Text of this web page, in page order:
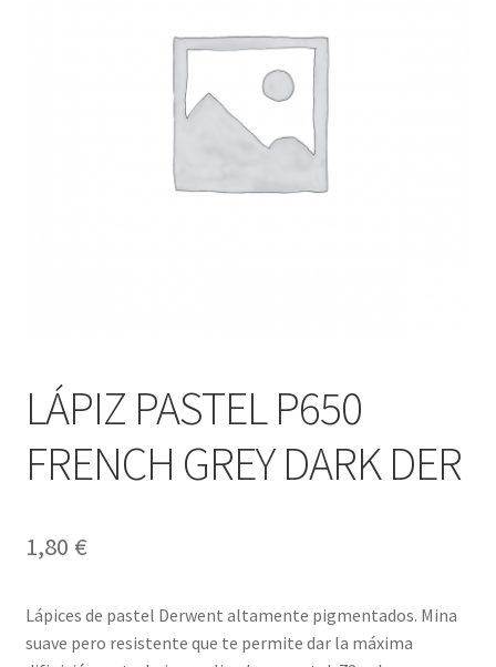
LÁPIZ PASTEL P650
FRENCH GREY DARK DER
1,80 €
Lápices de pastel Derwent altamente pigmentados. Mina
suave pero resistente que te permite dar la máxima